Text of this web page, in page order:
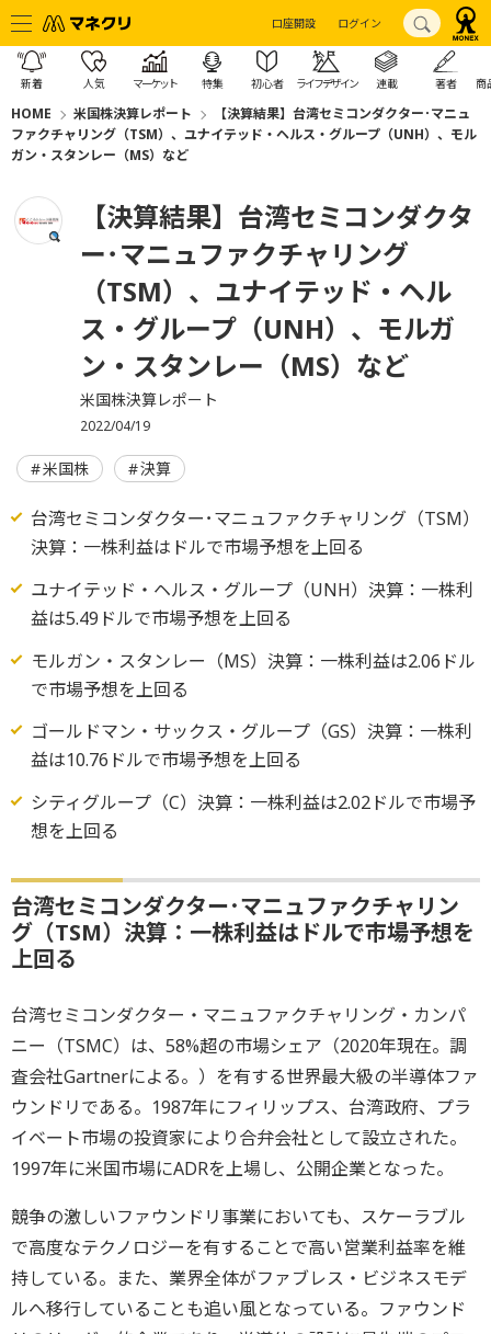
口座開設 ログイン
新着 人気 マーケット 特集 初心者 ライフデザイン 連載 著者 商
HOME 米国株決算レポート
【決算結果】台湾セミコンダクター･マニュ
ファクチャリング（TSM）、ユナイテッド・ヘルス・グループ（UNH）、モル
ガン・スタンレー（MS）など
【決算結果】台湾セミコンダクタ
ー･マニュファクチャリング
（TSM）、ユナイテッド・ヘル
ス・グループ（UNH）、モルガ
ン・スタンレー（MS）など
米国株決算レポート
2022/04/19
米国株 決算
台湾セミコンダクター･マニュファクチャリング（TSM）
決算：一株利益はドルで市場予想を上回る
ユナイテッド・ヘルス・グループ（UNH）決算：一株利
益は5.49ドルで市場予想を上回る
モルガン・スタンレー（MS）決算：一株利益は2.06ドル
で市場予想を上回る
ゴールドマン・サックス・グループ（GS）決算：一株利
益は10.76ドルで市場予想を上回る
シティグループ（C）決算：一株利益は2.02ドルで市場予
想を上回る
台湾セミコンダクター･マニュファクチャリン
グ（TSM）決算：一株利益はドルで市場予想を
上回る
台湾セミコンダクター・マニュファクチャリング・カンパ
ニー（TSMC）は、58%超の市場シェア（2020年現在。調
査会社Gartnerによる。）を有する世界最大級の半導体ファ
ウンドリである。1987年にフィリップス、台湾政府、プラ
イベート市場の投資家により合弁会社として設立された。
1997年に米国市場にADRを上場し、公開企業となった。
競争の激しいファウンドリ事業においても、スケーラブル
で高度なテクノロジーを有することで高い営業利益率を維
持している。また、業界全体がファブレス・ビジネスモデ
ルへ移行していることも追い風となっている。ファウンド